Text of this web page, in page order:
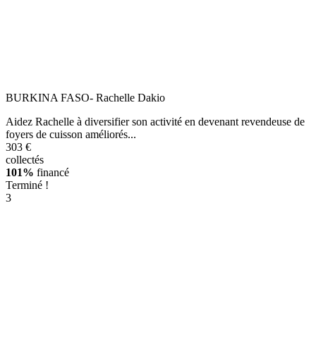
BURKINA FASO- Rachelle Dakio
Aidez Rachelle à diversifier son activité en devenant revendeuse de
foyers de cuisson améliorés...
303 €
collectés
101% financé
Terminé !
3